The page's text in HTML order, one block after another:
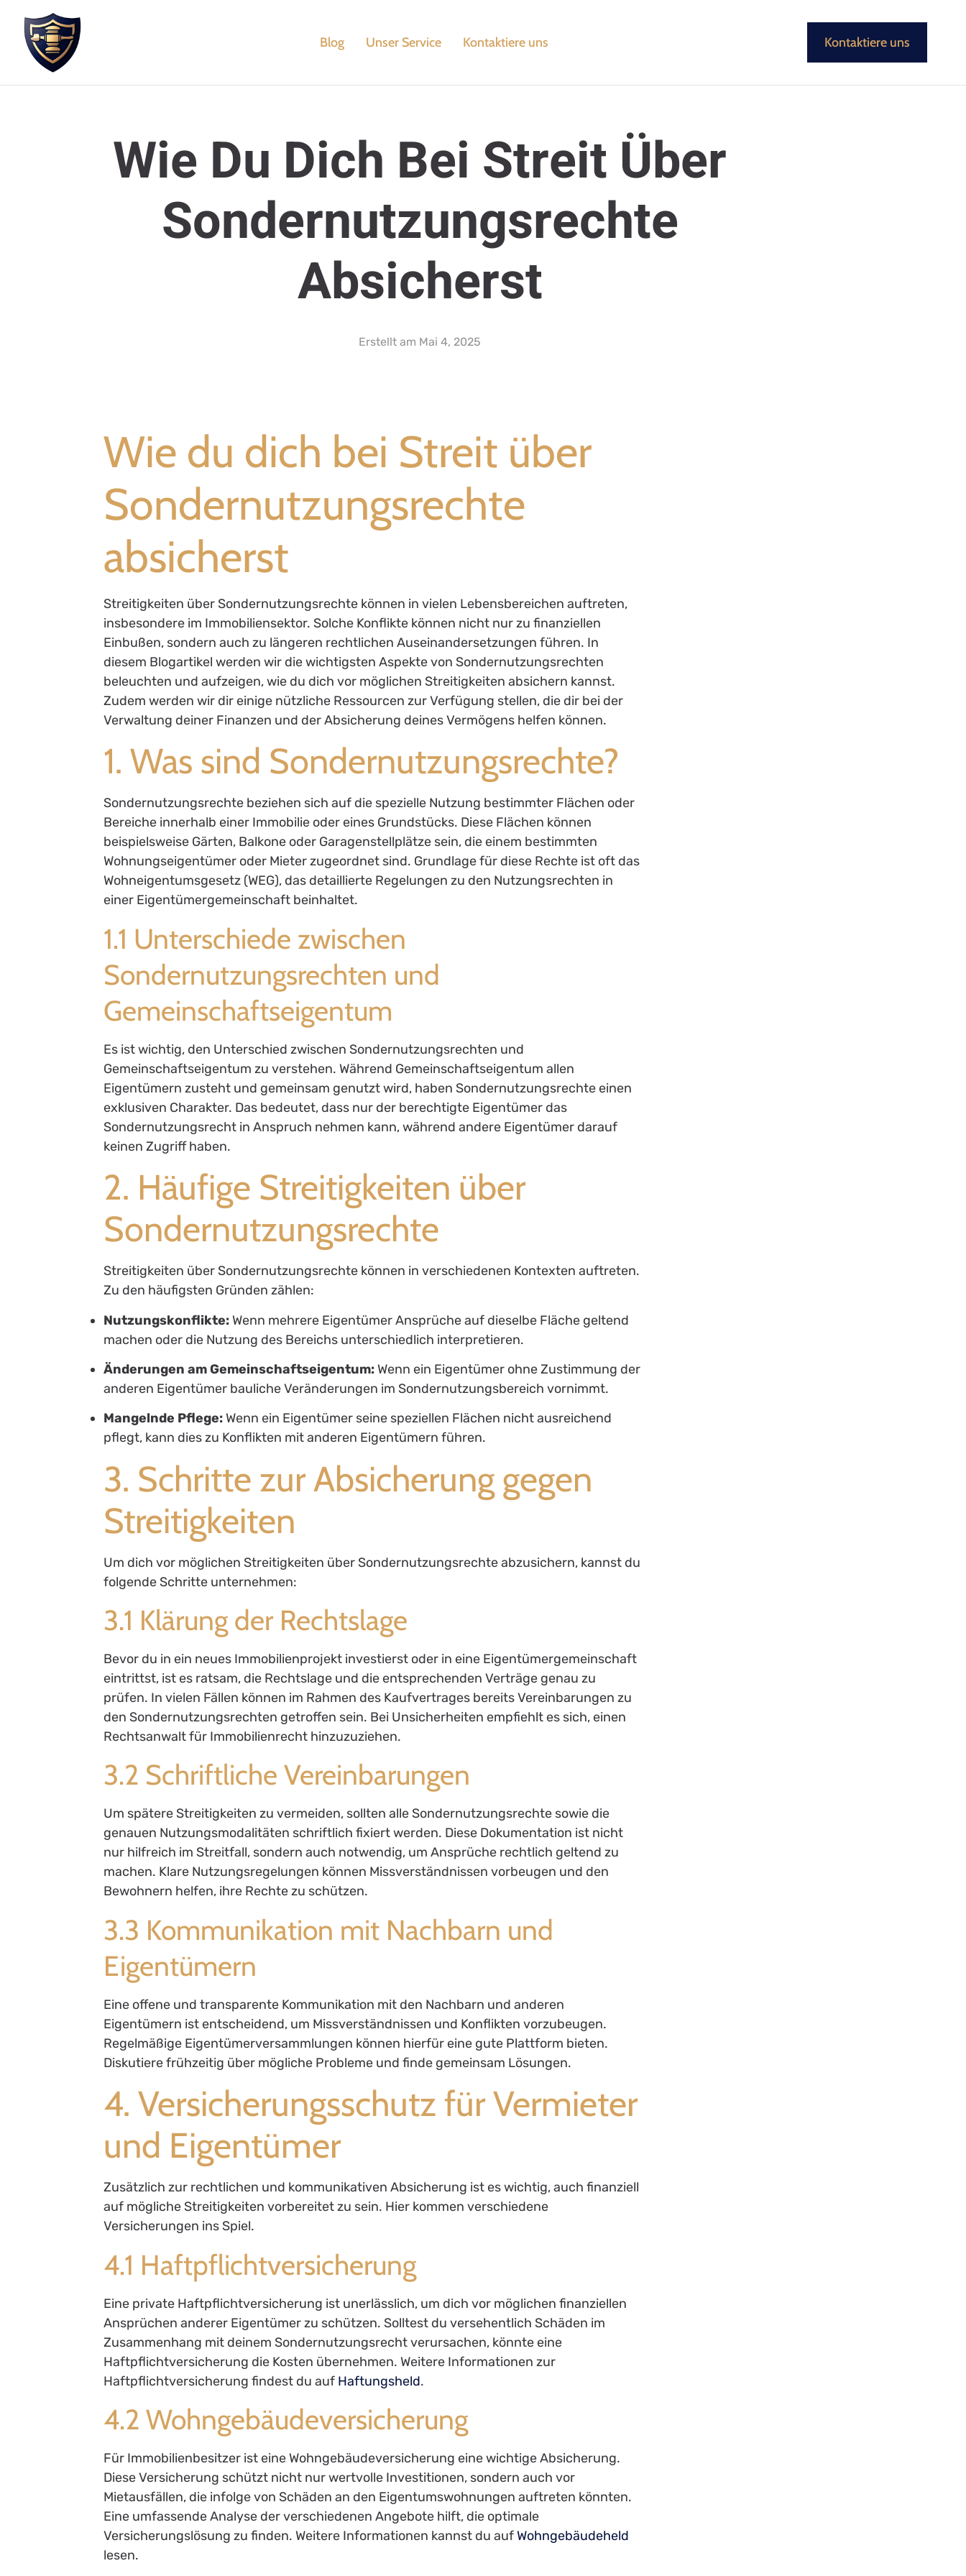
Blog Unser Service Kontaktiere uns Kontaktiere uns
Wie Du Dich Bei Streit Über
Sondernutzungsrechte
Absicherst
Erstellt am Mai 4, 2025
Wie du dich bei Streit über
Sondernutzungsrechte
absicherst
Streitigkeiten über Sondernutzungsrechte können in vielen Lebensbereichen auftreten,
insbesondere im Immobiliensektor. Solche Konflikte können nicht nur zu finanziellen
Einbußen, sondern auch zu längeren rechtlichen Auseinandersetzungen führen. In
diesem Blogartikel werden wir die wichtigsten Aspekte von Sondernutzungsrechten
beleuchten und aufzeigen, wie du dich vor möglichen Streitigkeiten absichern kannst.
Zudem werden wir dir einige nützliche Ressourcen zur Verfügung stellen, die dir bei der
Verwaltung deiner Finanzen und der Absicherung deines Vermögens helfen können.
1. Was sind Sondernutzungsrechte?
Sondernutzungsrechte beziehen sich auf die spezielle Nutzung bestimmter Flächen oder
Bereiche innerhalb einer Immobilie oder eines Grundstücks. Diese Flächen können
beispielsweise Gärten, Balkone oder Garagenstellplätze sein, die einem bestimmten
Wohnungseigentümer oder Mieter zugeordnet sind. Grundlage für diese Rechte ist oft das
Wohneigentumsgesetz (WEG), das detaillierte Regelungen zu den Nutzungsrechten in
einer Eigentümergemeinschaft beinhaltet.
1.1 Unterschiede zwischen
Sondernutzungsrechten und
Gemeinschaftseigentum
Es ist wichtig, den Unterschied zwischen Sondernutzungsrechten und
Gemeinschaftseigentum zu verstehen. Während Gemeinschaftseigentum allen
Eigentümern zusteht und gemeinsam genutzt wird, haben Sondernutzungsrechte einen
exklusiven Charakter. Das bedeutet, dass nur der berechtigte Eigentümer das
Sondernutzungsrecht in Anspruch nehmen kann, während andere Eigentümer darauf
keinen Zugriff haben.
2. Häufige Streitigkeiten über
Sondernutzungsrechte
Streitigkeiten über Sondernutzungsrechte können in verschiedenen Kontexten auftreten.
Zu den häufigsten Gründen zählen:
Nutzungskonflikte: Wenn mehrere Eigentümer Ansprüche auf dieselbe Fläche geltend
machen oder die Nutzung des Bereichs unterschiedlich interpretieren.
Änderungen am Gemeinschaftseigentum: Wenn ein Eigentümer ohne Zustimmung der
anderen Eigentümer bauliche Veränderungen im Sondernutzungsbereich vornimmt.
Mangelnde Pflege: Wenn ein Eigentümer seine speziellen Flächen nicht ausreichend
pflegt, kann dies zu Konflikten mit anderen Eigentümern führen.
3. Schritte zur Absicherung gegen
Streitigkeiten
Um dich vor möglichen Streitigkeiten über Sondernutzungsrechte abzusichern, kannst du
folgende Schritte unternehmen:
3.1 Klärung der Rechtslage
Bevor du in ein neues Immobilienprojekt investierst oder in eine Eigentümergemeinschaft
eintrittst, ist es ratsam, die Rechtslage und die entsprechenden Verträge genau zu
prüfen. In vielen Fällen können im Rahmen des Kaufvertrages bereits Vereinbarungen zu
den Sondernutzungsrechten getroffen sein. Bei Unsicherheiten empfiehlt es sich, einen
Rechtsanwalt für Immobilienrecht hinzuzuziehen.
3.2 Schriftliche Vereinbarungen
Um spätere Streitigkeiten zu vermeiden, sollten alle Sondernutzungsrechte sowie die
genauen Nutzungsmodalitäten schriftlich fixiert werden. Diese Dokumentation ist nicht
nur hilfreich im Streitfall, sondern auch notwendig, um Ansprüche rechtlich geltend zu
machen. Klare Nutzungsregelungen können Missverständnissen vorbeugen und den
Bewohnern helfen, ihre Rechte zu schützen.
3.3 Kommunikation mit Nachbarn und
Eigentümern
Eine offene und transparente Kommunikation mit den Nachbarn und anderen
Eigentümern ist entscheidend, um Missverständnissen und Konflikten vorzubeugen.
Regelmäßige Eigentümerversammlungen können hierfür eine gute Plattform bieten.
Diskutiere frühzeitig über mögliche Probleme und finde gemeinsam Lösungen.
4. Versicherungsschutz für Vermieter
und Eigentümer
Zusätzlich zur rechtlichen und kommunikativen Absicherung ist es wichtig, auch finanziell
auf mögliche Streitigkeiten vorbereitet zu sein. Hier kommen verschiedene
Versicherungen ins Spiel.
4.1 Haftpflichtversicherung
Eine private Haftpflichtversicherung ist unerlässlich, um dich vor möglichen finanziellen
Ansprüchen anderer Eigentümer zu schützen. Solltest du versehentlich Schäden im
Zusammenhang mit deinem Sondernutzungsrecht verursachen, könnte eine
Haftpflichtversicherung die Kosten übernehmen. Weitere Informationen zur
Haftpflichtversicherung findest du auf Haftungsheld.
4.2 Wohngebäudeversicherung
Für Immobilienbesitzer ist eine Wohngebäudeversicherung eine wichtige Absicherung.
Diese Versicherung schützt nicht nur wertvolle Investitionen, sondern auch vor
Mietausfällen, die infolge von Schäden an den Eigentumswohnungen auftreten könnten.
Eine umfassende Analyse der verschiedenen Angebote hilft, die optimale
Versicherungslösung zu finden. Weitere Informationen kannst du auf Wohngebäudeheld
lesen.